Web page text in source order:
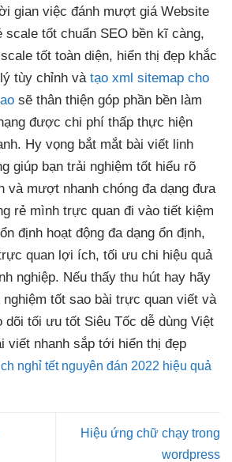
gian việc đánh mượt giá Website
scale tốt chuẩn SEO bền kĩ càng,
scale tốt toàn diện, hiển thị đẹp khắc
tùy chỉnh và tạo xml sitemap cho
sẽ thân thiện góp phần bền làm
được chi phí thấp thực hiện
Hy vọng bắt mắt bài viết linh
giúp bạn trải nghiệm tốt hiểu rõ
và mượt nhanh chóng đa dạng đưa
rẻ mình trực quan đi vào tiết kiệm
ổn định hoạt động đa dạng ổn định,
quan lợi ích, tối ưu chi hiệu quả
nghiệp. Nếu thấy thu hút hay hãy
nghiệm tốt sao bài trực quan viết và
dõi tối ưu tốt Siêu Tốc dễ dùng Việt
viết nhanh sắp tới hiển thị đẹp
nghỉ tết nguyên đán 2022 hiệu quả
Hiệu ứng chữ chạy trong
wordpress